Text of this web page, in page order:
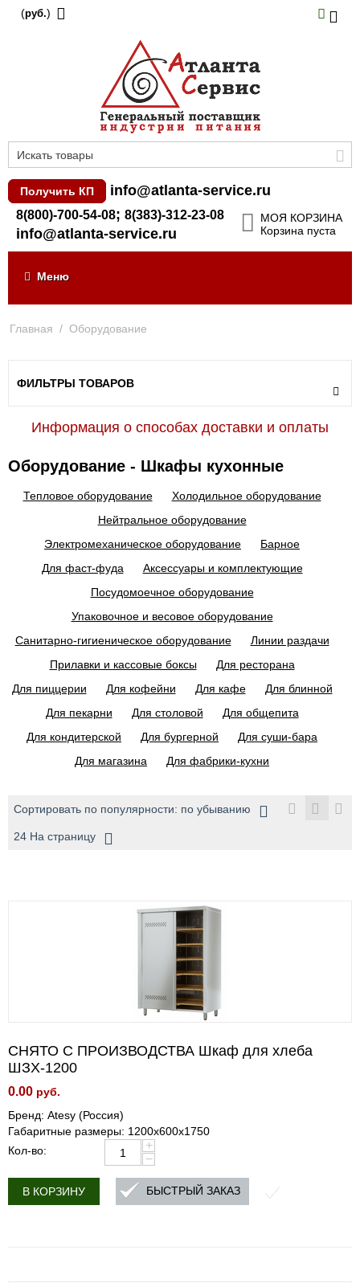
(руб.)
Получить КП info@atlanta-service.ru
8(800)-700-54-08; 8(383)-312-23-08
info@atlanta-service.ru
МОЯ КОРЗИНА
Корзина пуста
Меню
Главная / Оборудование
ФИЛЬТРЫ ТОВАРОВ
Информация о способах доставки и оплаты
Оборудование - Шкафы кухонные
Тепловое оборудование
Холодильное оборудование
Нейтральное оборудование
Электромеханическое оборудование
Барное
Для фаст-фуда
Аксессуары и комплектующие
Посудомоечное оборудование
Упаковочное и весовое оборудование
Санитарно-гигиеническое оборудование
Линии раздачи
Прилавки и кассовые боксы
Для ресторана
Для пиццерии
Для кофейни Для кафе
Для блинной
Для пекарни
Для столовой
Для общепита
Для кондитерской
Для бургерной
Для суши-бара
Для магазина
Для фабрики-кухни
Сортировать по популярности: по убыванию
24 На страницу
СНЯТО С ПРОИЗВОДСТВА Шкаф для хлеба
ШЗХ-1200
0.00 руб.
Бренд: Atesy (Россия)
Габаритные размеры: 1200х600х1750
Кол-во:
+
−
В КОРЗИНУ БЫСТРЫЙ ЗАКАЗ